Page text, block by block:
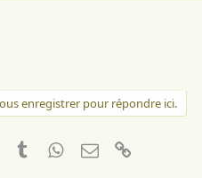
enregistrer pour répondre ici.
PinterestTumblrWhatsApp
Email